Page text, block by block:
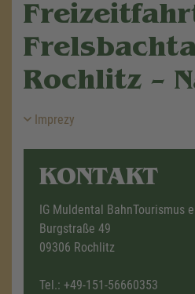
Rochlitz –
Imprezy
KONTAKT
IG Muldental BahnTourismus
Burgstraße 49
09306 Rochlitz
Tel.: +49-151-56660353